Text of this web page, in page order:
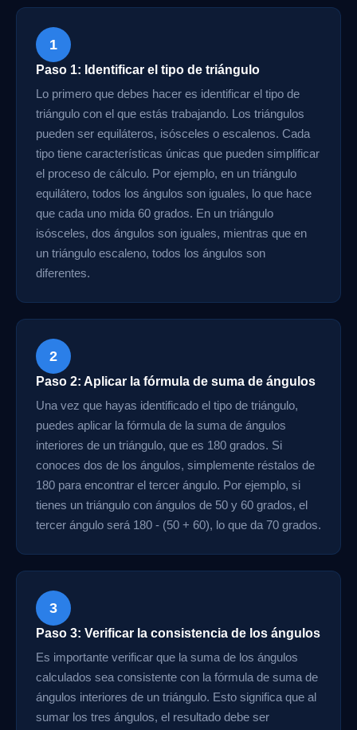
1
Paso 1: Identificar el tipo de triángulo
Lo primero que debes hacer es identificar el tipo de
triángulo con el que estás trabajando. Los triángulos
pueden ser equiláteros, isósceles o escalenos. Cada
tipo tiene características únicas que pueden simplificar
el proceso de cálculo. Por ejemplo, en un triángulo
equilátero, todos los ángulos son iguales, lo que hace
que cada uno mida 60 grados. En un triángulo
isósceles, dos ángulos son iguales, mientras que en
un triángulo escaleno, todos los ángulos son
diferentes.
2
Paso 2: Aplicar la fórmula de suma de ángulos
Una vez que hayas identificado el tipo de triángulo,
puedes aplicar la fórmula de la suma de ángulos
interiores de un triángulo, que es 180 grados. Si
conoces dos de los ángulos, simplemente réstalos de
180 para encontrar el tercer ángulo. Por ejemplo, si
tienes un triángulo con ángulos de 50 y 60 grados, el
tercer ángulo será 180 - (50 + 60), lo que da 70 grados.
3
Paso 3: Verificar la consistencia de los ángulos
Es importante verificar que la suma de los ángulos
calculados sea consistente con la fórmula de suma de
ángulos interiores de un triángulo. Esto significa que al
sumar los tres ángulos, el resultado debe ser